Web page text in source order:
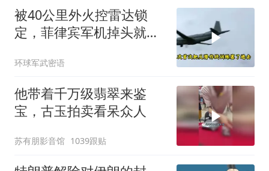
被40公里外火控雷达锁
定，菲律宾军机掉头就
场
环球军武密语
他带着千万级翡翠来鉴
宝，古玉拍卖看呆众人
苏有朋影音馆 1039跟贴